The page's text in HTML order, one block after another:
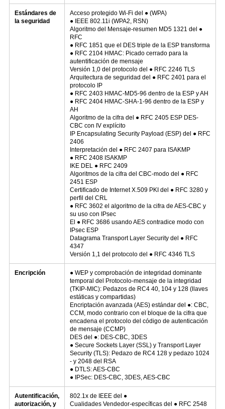
Estándares de
la seguridad
Acceso protegido Wi-Fi del ● (WPA)
● IEEE 802.11i (WPA2, RSN)
Algoritmo del Mensaje-resumen MD5 1321 del ●
RFC
● RFC 1851 que el DES triple de la ESP transforma
● RFC 2104 HMAC: Picado cerrado para la
autentificación de mensaje
Versión 1,0 del protocolo del ● RFC 2246 TLS
Arquitectura de seguridad del ● RFC 2401 para el
protocolo IP
● RFC 2403 HMAC-MD5-96 dentro de la ESP y AH
● RFC 2404 HMAC-SHA-1-96 dentro de la ESP y
AH
Algoritmo de la cifra del ● RFC 2405 ESP DES-
CBC con IV explícito
IP Encapsulating Security Payload (ESP) del ● RFC
2406
Interpretación del ● RFC 2407 para ISAKMP
● RFC 2408 ISAKMP
IKE DEL ● RFC 2409
Algoritmos de la cifra del CBC-modo del ● RFC
2451 ESP
Certificado de Internet X.509 PKI del ● RFC 3280 y
perfil del CRL
● RFC 3602 el algoritmo de la cifra de AES-CBC y
su uso con IPsec
El ● RFC 3686 usando AES contradice modo con
IPsec ESP
Datagrama Transport Layer Security del ● RFC
4347
Versión 1,1 del protocolo del ● RFC 4346 TLS
Encripción
● WEP y comprobación de integridad dominante
temporal del Protocolo-mensaje de la integridad
(TKIP-MIC): Pedazos de RC4 40, 104 y 128 (llaves
estáticas y compartidas)
Encriptación avanzada (AES) estándar del ●: CBC,
CCM, modo contrario con el bloque de la cifra que
encadena el protocolo del código de autenticación
de mensaje (CCMP)
DES del ●: DES-CBC, 3DES
● Secure Sockets Layer (SSL) y Transport Layer
Security (TLS): Pedazo de RC4 128 y pedazo 1024
- y 2048 del RSA
● DTLS: AES-CBC
● IPSec: DES-CBC, 3DES, AES-CBC
Autentificación,
autorización, y
802.1x de IEEE del ●
Cualidades Vendedor-específicas del ● RFC 2548